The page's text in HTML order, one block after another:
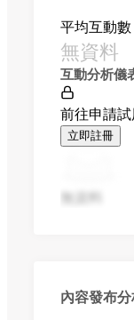
平均互動數
無資料
互動分析儀
前往申請
立即註冊
無資料
內容發布